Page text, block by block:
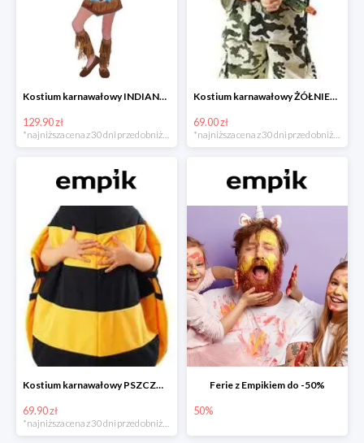
Kostium karnawałowy INDIANKA
129.90 zł
*najniższa cena z 30 dni przed obniżką
Kostium karnawałowy ŻÓŁNIERZ
69.00 zł
*najniższa cena z 30 dni przed obniżką
Kostium karnawałowy PSZCZÓŁKA
69.90 zł
Ferie z Empikiem do -50%
50%